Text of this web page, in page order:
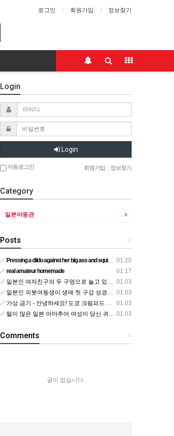
로그인 회원가입 정보찾기
Login
Login
자동로그인 회원가입 정보찾기
Category
일본야동관
+
Posts
01.20
Pressing a dildo against her big ass and squirting from below
01.17
real amateur homemade
01.03
일본인 여자친구의 두 구멍으로 놀고 있어요
01.03
일본인 의붓여동생이 생애 첫 구강 성경험을 공개하다
01.03
가상 금기 - 안녕하세요! 도쿄 크림피드 시엘에서
01.03
털이 많은 일본 아마추어 여성이 당신 귀에 대고 신음하며 자위합니다. 그녀가 오르가즘에 도달하는 모습을 보세요?
+
Comments
글이 없습니다.